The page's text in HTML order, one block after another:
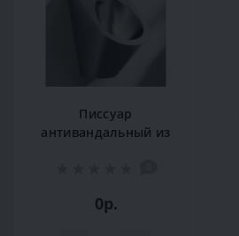
Писсуар
антивандальный из
0р.